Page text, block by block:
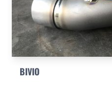
BIVIO